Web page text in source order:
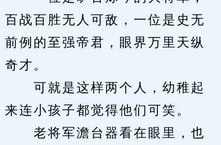
百战百胜无人可敌，一位是史无
前例的至强帝君，眼界万里天纵
奇才。
可就是这样两个人，幼稚起
来连小孩子都觉得他们可笑。
老将军澹台器看在眼里，也